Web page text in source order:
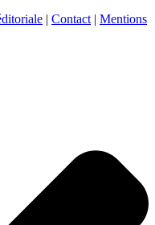
| Contact | Mentions